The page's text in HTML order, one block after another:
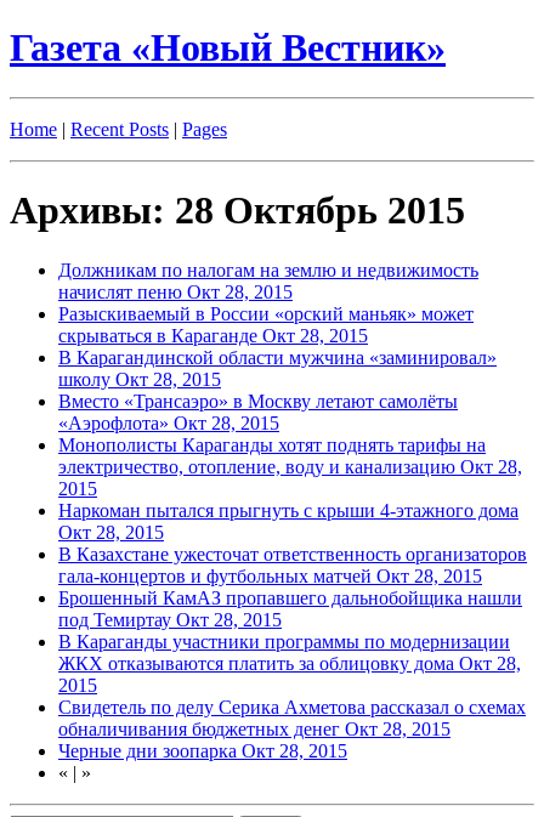
Газета «Новый Вестник»
Home | Recent Posts | Pages
Архивы: 28 Октябрь 2015
Должникам по налогам на землю и недвижимость
начислят пеню Окт 28, 2015
Разыскиваемый в России «орский маньяк» может
скрываться в Караганде Окт 28, 2015
В Карагандинской области мужчина «заминировал»
школу Окт 28, 2015
Вместо «Трансаэро» в Москву летают самолёты
«Аэрофлота» Окт 28, 2015
Монополисты Караганды хотят поднять тарифы на
электричество, отопление, воду и канализацию Окт 28,
2015
Наркоман пытался прыгнуть с крыши 4-этажного дома
Окт 28, 2015
В Казахстане ужесточат ответственность организаторов
гала-концертов и футбольных матчей Окт 28, 2015
Брошенный КамАЗ пропавшего дальнобойщика нашли
под Темиртау Окт 28, 2015
В Караганды участники программы по модернизации
ЖКХ отказываются платить за облицовку дома Окт 28,
2015
Свидетель по делу Серика Ахметова рассказал о схемах
обналичивания бюджетных денег Окт 28, 2015
Черные дни зоопарка Окт 28, 2015
« | »